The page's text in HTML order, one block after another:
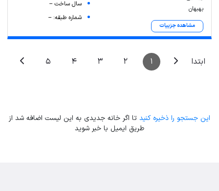
بهبهان
مشاهده جزییات
سال ساخت --
شماره طبقه: --
ابتدا 1
2
3
4
5
این جستجو را ذخیره کنید تا اگر خانه جدیدی به این لیست اضافه شد از
طریق ایمیل با خبر شوید